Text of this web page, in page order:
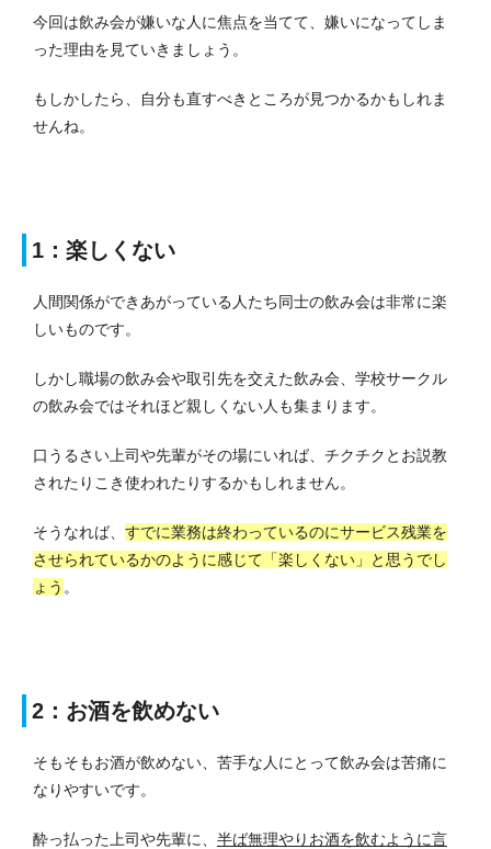
今回は飲み会が嫌いな人に焦点を当てて、嫌いになってしま
った理由を見ていきましょう。
もしかしたら、自分も直すべきところが見つかるかもしれま
せんね。
1：楽しくない
人間関係ができあがっている人たち同士の飲み会は非常に楽
しいものです。
しかし職場の飲み会や取引先を交えた飲み会、学校サークル
の飲み会ではそれほど親しくない人も集まります。
口うるさい上司や先輩がその場にいれば、チクチクとお説教
されたりこき使われたりするかもしれません。
そうなれば、 すでに業務は終わっているのにサービス残業を
させられているかのように感じて「楽しくない」と思うでし
ょう 。
2：お酒を飲めない
そもそもお酒が飲めない、苦手な人にとって飲み会は苦痛に
なりやすいです。
酔っ払った上司や先輩に、 半ば無理やりお酒を飲むように言